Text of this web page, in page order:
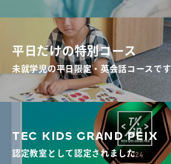
平日だけの特別コース
未就学児の平日限定・英会話コースです
TEC KIDS GRAND PEIX
認定教室として認定されました